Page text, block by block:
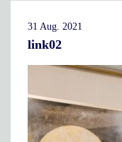
Q&A
ふるさと納税取扱方法
リボーン
社長ブログ
メディア掲載
新卒採用
アクセス
31 Aug. 2021
link02